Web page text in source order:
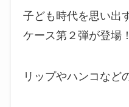
子ども時代を思い出
ケース第２弾が登場！
リップやハンコなど